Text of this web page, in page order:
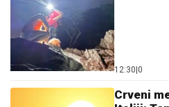
12:30 0
Crveni